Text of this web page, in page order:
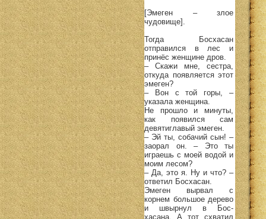
[Эмеген – злое
чудовище].
Тогда Босхасан
отправился в лес и
принёс женщине дров.
– Скажи мне, сестра,
откуда появляется этот
эмеген?
– Вон с той горы, –
указала женщина.
Не прошло и минуты,
как появился сам
девятиглавый эмеген.
– Эй ты, собачий сын! –
заорал он. – Это ты
играешь с моей водой и
моим лесом?
– Да, это я. Ну и что? –
ответил Босхасан.
Эмеген вырвал с
корнем большое дерево
и швырнул в Бос-
хасана. А тот схватил